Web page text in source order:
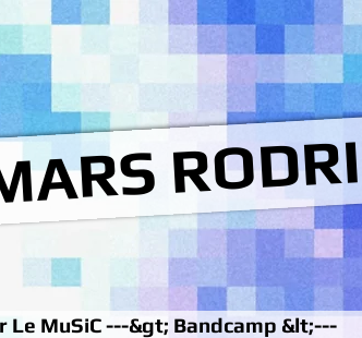
Le MuSiC ---&gt; Bandcamp &lt;---